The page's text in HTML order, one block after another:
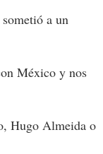
a un
México y nos
Hugo Almeida o